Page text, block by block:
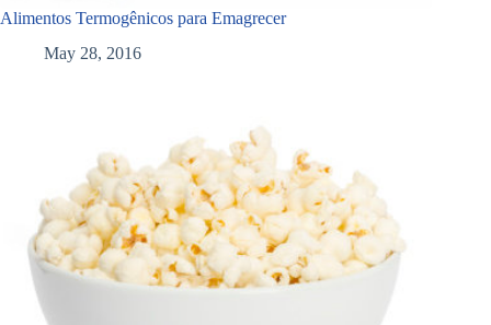
Alimentos Termogênicos para Emagrecer
May 28, 2016